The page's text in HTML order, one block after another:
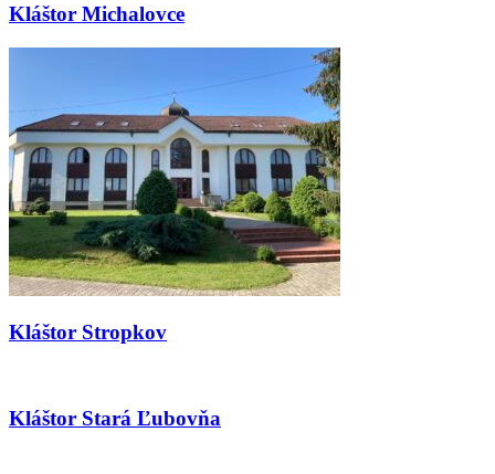
Kláštor Michalovce
Kláštor Stropkov
Kláštor Stará Ľubovňa